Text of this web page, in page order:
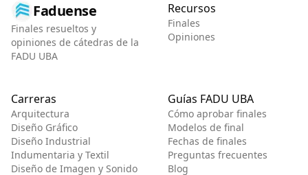
Faduense
Finales resueltos y
opiniones de cátedras de la
FADU UBA
Recursos
Finales
Opiniones
Carreras
Arquitectura
Diseño Gráfico
Diseño Industrial
Indumentaria y Textil
Diseño de Imagen y Sonido
Guías FADU UBA
Cómo aprobar finales
Modelos de final
Fechas de finales
Preguntas frecuentes
Blog